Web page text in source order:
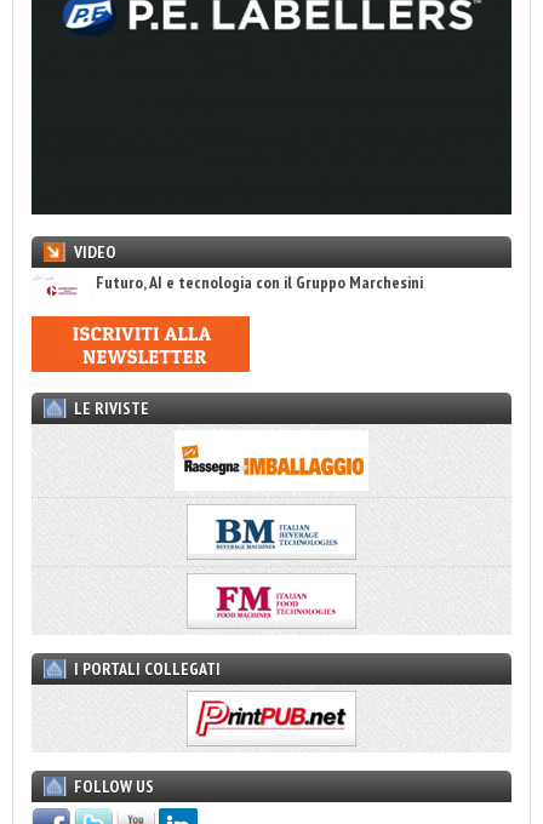
VIDEO
Futuro, AI e tecnologia con il Gruppo Marchesini
LE RIVISTE
I PORTALI COLLEGATI
FOLLOW US